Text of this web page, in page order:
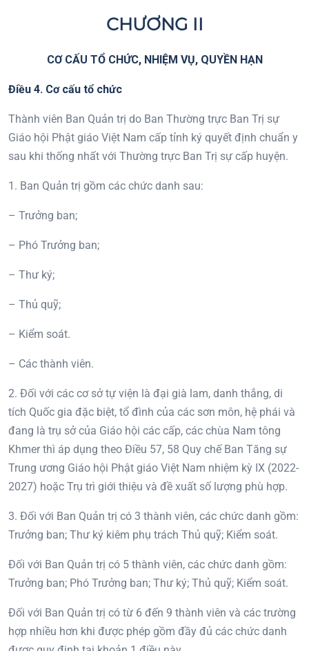
CHƯƠNG II
CƠ CẤU TỔ CHỨC, NHIỆM VỤ, QUYỀN HẠN
Điều 4. Cơ cấu tổ chức
Thành viên Ban Quản trị do Ban Thường trực Ban Trị sự
Giáo hội Phật giáo Việt Nam cấp tỉnh ký quyết định chuẩn y
sau khi thống nhất với Thường trực Ban Trị sự cấp huyện.
1. Ban Quản trị gồm các chức danh sau:
– Trưởng ban;
– Phó Trưởng ban;
– Thư ký;
– Thủ quỹ;
– Kiểm soát.
– Các thành viên.
2. Đối với các cơ sở tự viện là đại già lam, danh thắng, di
tích Quốc gia đặc biệt, tổ đình của các sơn môn, hệ phái và
đang là trụ sở của Giáo hội các cấp, các chùa Nam tông
Khmer thì áp dụng theo Điều 57, 58 Quy chế Ban Tăng sự
Trung ương Giáo hội Phật giáo Việt Nam nhiệm kỳ IX (2022-
2027) hoặc Trụ trì giới thiệu và đề xuất số lượng phù hợp.
3. Đối với Ban Quản trị có 3 thành viên, các chức danh gồm:
Trưởng ban; Thư ký kiêm phụ trách Thủ quỹ; Kiểm soát.
Đối với Ban Quản trị có 5 thành viên, các chức danh gồm:
Trưởng ban; Phó Trưởng ban; Thư ký; Thủ quỹ; Kiểm soát.
Đối với Ban Quản trị có từ 6 đến 9 thành viên và các trường
hợp nhiều hơn khi được phép gồm đầy đủ các chức danh